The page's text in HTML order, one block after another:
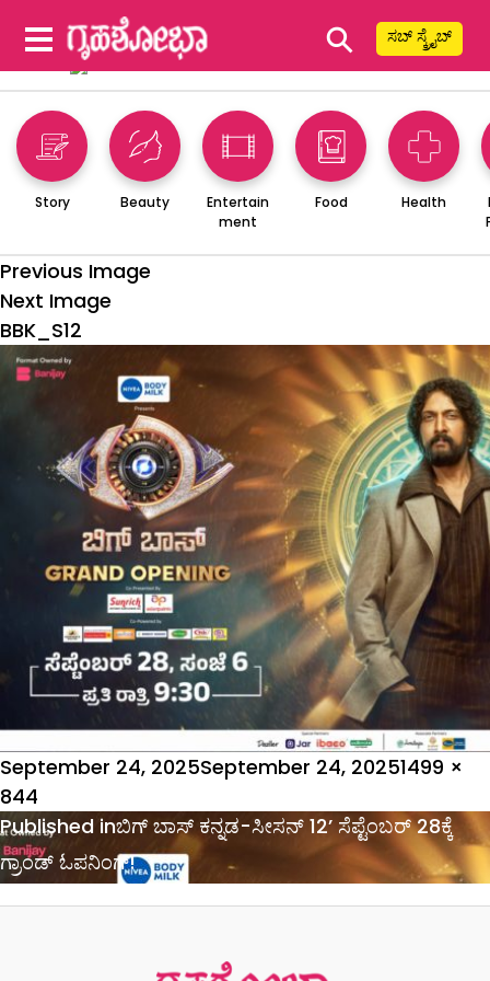
⚲ ಸಬ್ ಸ್ಕ್ರೈಬ್
Story Beauty
Entertain
ment
Food Health
Previous Image
Next Image
BBK_S12
Posted
on
September 24, 2025September 24, 2025Full
1499 ×
844
Post
navigation
Published inಬಿಗ್ ಬಾಸ್ ಕನ್ನಡ-ಸೀಸನ್ 12’ ಸೆಪ್ಟೆಂಬರ್ 28ಕ್ಕೆ
ಗ್ರಾಂಡ್ ಓಪನಿಂಗ್!